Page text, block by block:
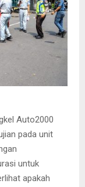
Auto2000
pada unit
untuk
apakah